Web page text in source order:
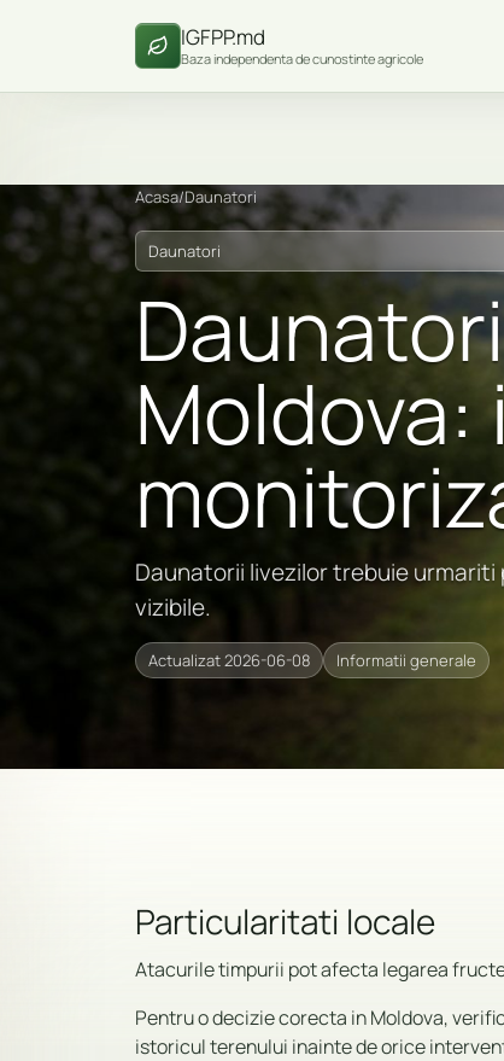
IGFPP.md
Baza independenta de cunostinte agricole
Acasa/Daunatori
Daunatori
Daunatorii livezilor trebuie
vizibile.
Actualizat 2026-06-08 Informatii generale
Particularitati locale
Atacurile timpurii pot afecta legarea
Pentru o decizie corecta in Moldova,
istoricul terenului inainte de orice